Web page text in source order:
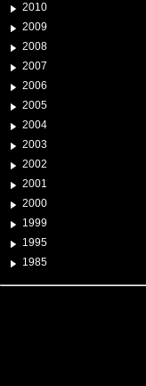
2010
2009
2008
2007
2006
2005
2004
2003
2002
2001
2000
1999
1995
1985